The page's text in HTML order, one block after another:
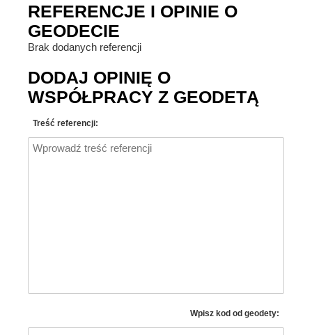
REFERENCJE I OPINIE O
GEODECIE
Brak dodanych referencji
DODAJ OPINIĘ O
WSPÓŁPRACY Z GEODETĄ
Treść referencji:
Wpisz kod od geodety: